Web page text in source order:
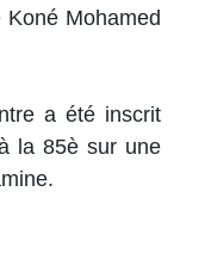
Mohamed
a été inscrit
la 85è sur une